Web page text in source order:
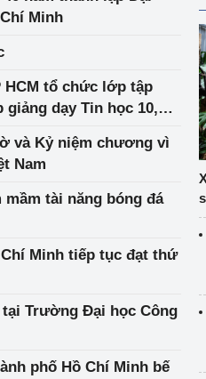
Minh
tập
dạy Tin học 10,
và Kỷ niệm chương vì
Nam
tài năng bóng đá
Minh tiếp tục đạt thứ
Trường Đại học Công
phố Hồ Chí Minh bế